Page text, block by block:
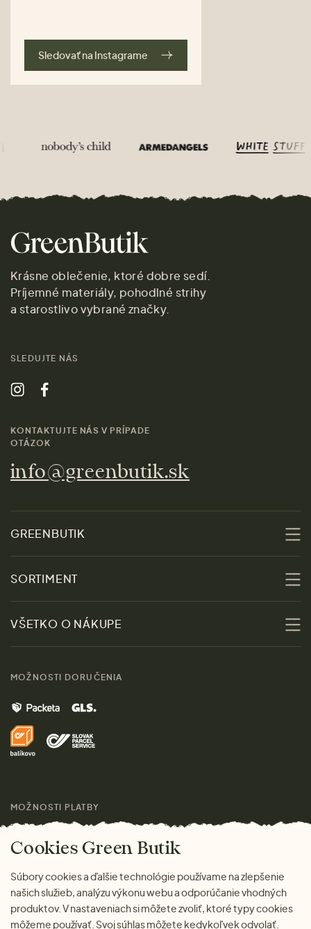
Sledovať na Instagrame
Krásne oblečenie, ktoré dobre sedí.
Príjemné materiály, pohodlné strihy
a starostlivo vybrané značky.
SLEDUJTE NÁS
KONTAKTUJTE NÁS V PRÍPADE
OTÁZOK
info@greenbutik.sk
GREENBUTIK
Udržateľnosť
Kontakt
Značky
Pre médiá
SORTIMENT
Zľavy
Ženy
Muži
Domov
Darčeky
VŠETKO O NÁKUPE
Doprava a platba
MOŽNOSTI DORUČENIA
MOŽNOSTI PLATBY
Cookies Green Butik
Súbory cookies a ďalšie technológie používame na zlepšenie
našich služieb, analýzu výkonu webu a odporúčanie vhodných
produktov. V nastaveniach si môžete zvoliť, ktoré typy cookies
môžeme používať. Svoj súhlas môžete kedykoľvek odvolať.